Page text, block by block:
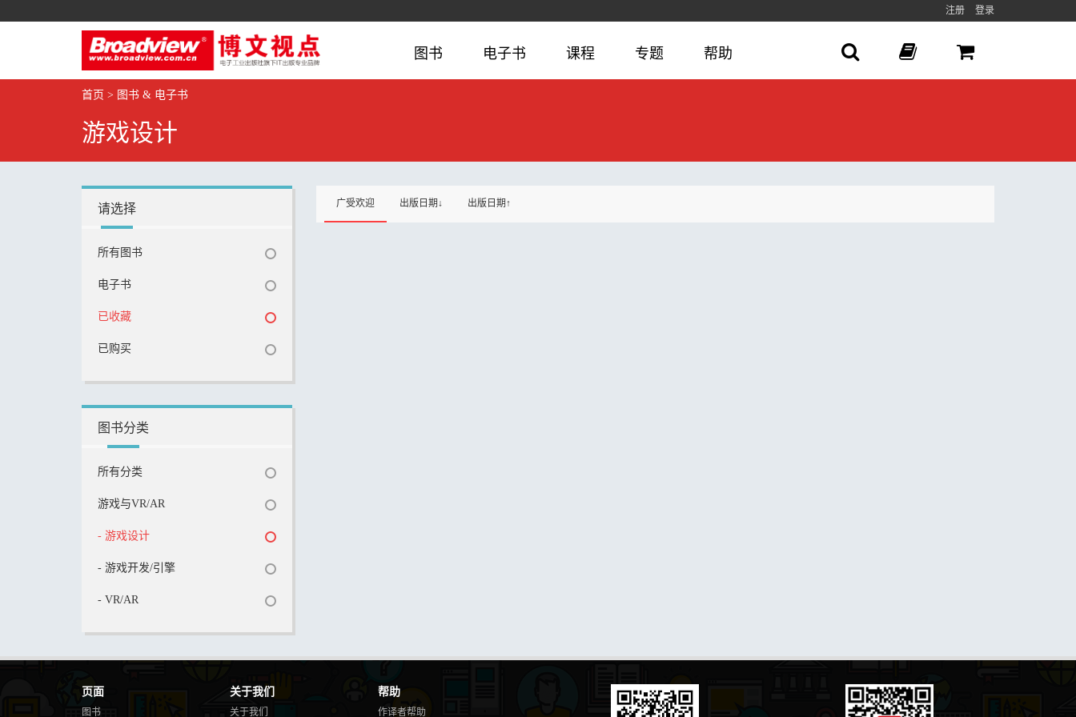
注册 登录
图书 电子书 课程 专题 帮助
首页 > 图书 & 电子书
游戏设计
请选择
所有图书
电子书
已收藏
已购买
图书分类
所有分类
游戏与VR/AR
- 游戏设计
- 游戏开发/引擎
- VR/AR
广受欢迎 出版日期↓ 出版日期↑
页面
图书
关于我们
关于我们
帮助
作译者帮助